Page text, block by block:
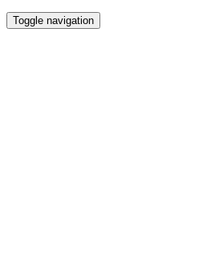
Toggle navigation